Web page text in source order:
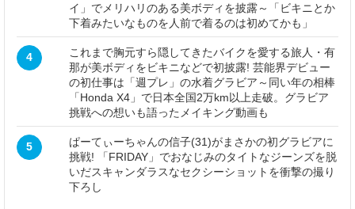
イ」でメリハリのある美ボディを披露～「ビキニとか
下着みたいなものを人前で着るのは初めてかも」
4
これまで胸元すら隠してきたバイクを愛する旅人・有
那が美ボディをビキニなどで初披露! 芸能界デビュー
の初仕事は「週プレ」の水着グラビア～同い年の相棒
「Honda X4」で日本全国2万km以上走破。グラビア
挑戦への想いも語ったメイキング動画も
5
ぱーてぃーちゃんの信子(31)がまさかの初グラビアに
挑戦! 「FRIDAY」でおなじみのタイトなジーンズを脱
いだスキャンダラスなセクシーショットを衝撃の撮り
下ろし